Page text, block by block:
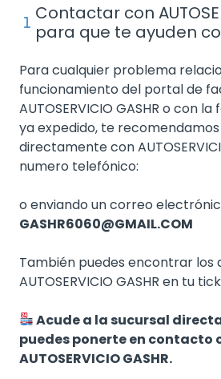
Contactar con
para que te ayuden
Para cualquier problema
funcionamiento del portal de
AUTOSERVICIO GASHR o con
ya expedido, te
directamente con
numero telefónico:
o enviando un correo
GASHR6060@GMAIL.COM
También puedes encontrar
AUTOSERVICIO GASHR en tu
Acude a la sucursal
puedes ponerte en contacto
AUTOSERVICIO GASHR.